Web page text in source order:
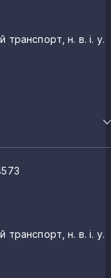
транспорт, н. в. і. у.
транспорт, н. в. і. у.